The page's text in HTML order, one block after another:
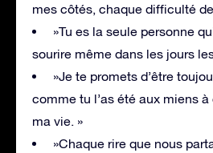
mes côtés, chaque difficulté
»Tu es la seule personne
sourire même dans les jours
»Je te promets d’être
comme tu l’as été aux miens
ma vie. »
»Chaque rire que nous